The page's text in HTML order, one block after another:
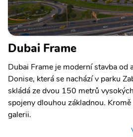
Dubai Frame
Dubai Frame je moderní stavba od
Donise, která se nachází v parku
skládá ze dvou 150 metrů
spojeny dlouhou základnou.
galerii.